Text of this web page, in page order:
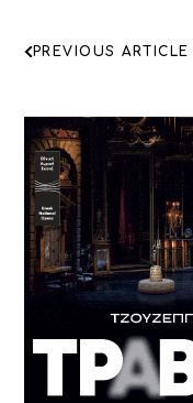
ΠΛΟΗΓΗΣΗ
PREVIOUS ARTICLE